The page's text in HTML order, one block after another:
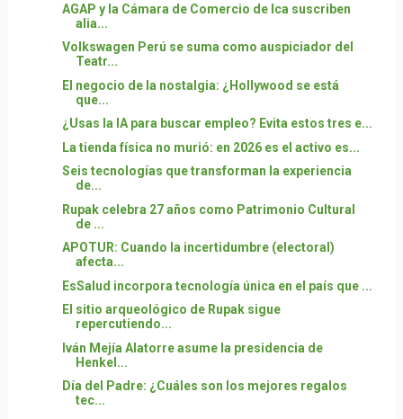
AGAP y la Cámara de Comercio de Ica suscriben
alia...
Volkswagen Perú se suma como auspiciador del
Teatr...
El negocio de la nostalgia: ¿Hollywood se está
que...
¿Usas la IA para buscar empleo? Evita estos tres e...
La tienda física no murió: en 2026 es el activo es...
Seis tecnologías que transforman la experiencia
de...
Rupak celebra 27 años como Patrimonio Cultural
de ...
APOTUR: Cuando la incertidumbre (electoral)
afecta...
EsSalud incorpora tecnología única en el país que ...
El sitio arqueológico de Rupak sigue
repercutiendo...
Iván Mejía Alatorre asume la presidencia de
Henkel...
Día del Padre: ¿Cuáles son los mejores regalos
tec...